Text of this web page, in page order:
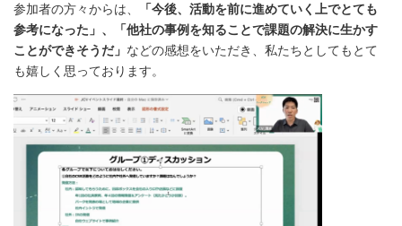
参加者の方々からは、
「今後、活動を前に進めていく上でとても
参考になった」、「他社の事例を知ることで課題の解決に生かす
ことができそうだ」 などの感想をいただき、私たちとしてもとて
も嬉しく思っております。